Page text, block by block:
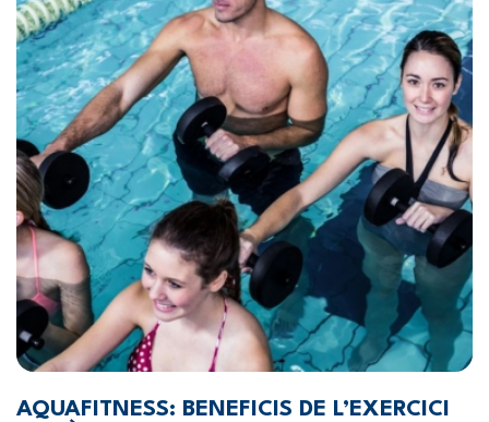
AQUAFITNESS: BENEFICIS DE L’EXERCICI